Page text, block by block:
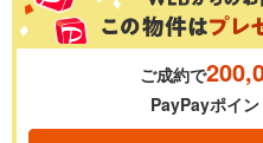
0.01%
ご成約で
PayPayポイン